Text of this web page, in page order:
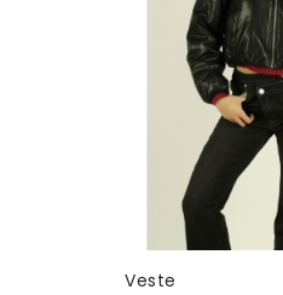
Veste